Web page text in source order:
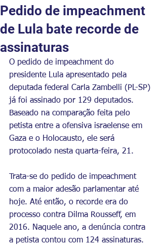
Pedido de impeachment
de Lula bate recorde de
assinaturas
O pedido de impeachment do
presidente Lula apresentado pela
deputada federal Carla Zambelli (PL-SP)
já foi assinado por 129 deputados.
Baseado na comparação feita pelo
petista entre a ofensiva israelense em
Gaza e o Holocausto, ele será
protocolado nesta quarta-feira, 21.
Trata-se do pedido de impeachment
com a maior adesão parlamentar até
hoje. Até então, o recorde era do
processo contra Dilma Rousseff, em
2016. Naquele ano, a denúncia contra
a petista contou com 124 assinaturas.